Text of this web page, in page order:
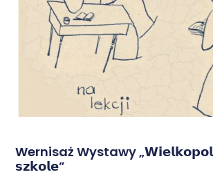
Wernisaż Wystawy
𝘀𝘇𝗸𝗼𝗹𝗲”